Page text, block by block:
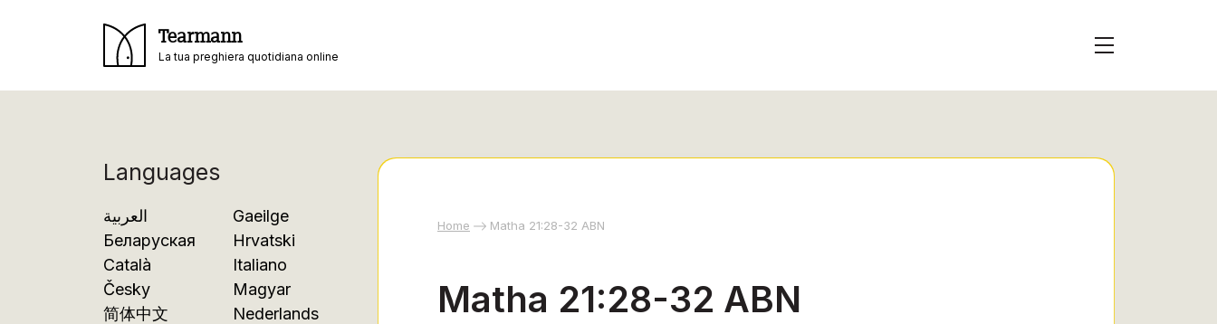
Tearmann
La tua preghiera quotidiana online
Languages
العربية
Беларуская
Català
Česky
简体中文
Gaeilge
Hrvatski
Italiano
Magyar
Nederlands
Home Matha 21:28-32 ABN
Matha 21:28-32 ABN